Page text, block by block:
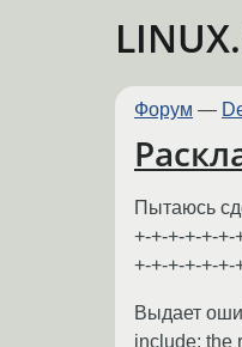
Форум —
Пытаюсь
+-+-+-+-+-
+-+-+-+-+-+-
Выдает
include: the